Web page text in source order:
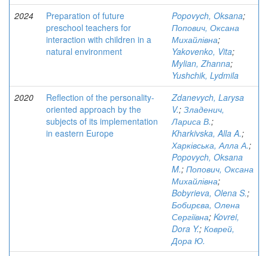
2024
Preparation of future
preschool teachers for
interaction with children in a
natural environment
Popovych, Oksana;
Попович, Оксана
Михайлівна;
Yakovenko, Vita;
Mylian, Zhanna;
Yushchik, Lydmila
2020
Reflection of the personality-
oriented approach by the
subjects of its implementation
in eastern Europe
Zdanevych, Larysa
V.; Зладенич,
Лариса В.;
Kharkivska, Alla A.;
Харківська, Алла А.;
Popovych, Oksana
M.; Попович, Оксана
Михайлівна;
Bobyrieva, Olena S.;
Бобирєва, Олена
Сергіївна; Kovrei,
Dora Y.; Коврей,
Дора Ю.